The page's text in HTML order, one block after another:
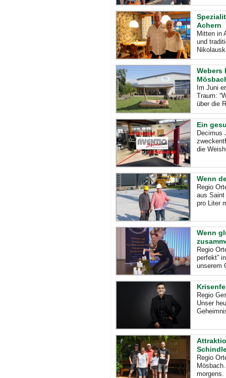
Achern
Mitten in
und
Webers
Im Juni
Traum:
über die
Ein
Decimus
die
Wenn
Regio
aus
pro Liter
Wenn
Regio
perfekt”
unserem
Regio
Unser
Regio
morgens.